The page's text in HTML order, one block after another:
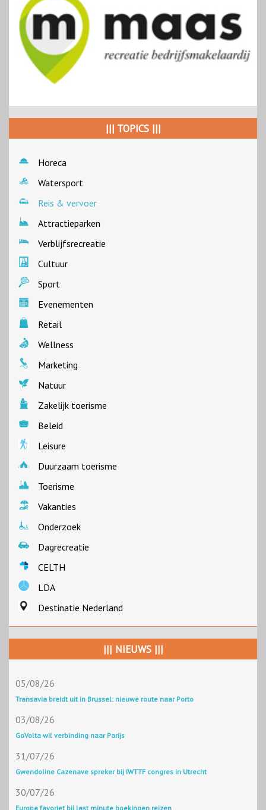
||| TOPICS |||
Horeca
Watersport
Reis & vervoer
Attractieparken
Verblijfsrecreatie
Cultuur
Sport
Evenementen
Retail
Wellness
Marketing
Natuur
Zakelijk toerisme
Beleid
Leisure
Duurzaam toerisme
Toerisme
Vakanties
Onderzoek
Dagrecreatie
CELTH
LDA
Destinatie Nederland
||| NIEUWS |||
05/08/26
Transavia breidt uit in Brussel: nieuwe route naar Porto
03/08/26
GoVolta wil verbinding naar Parijs
31/07/26
Gwendoline Cazenave spreker bij IWTTF congres in Utrecht
30/07/26
Europa favoriet bij last minute boekingen reizen